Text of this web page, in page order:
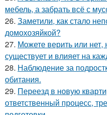
мебель, а забрать всё с
26. Заметили, как стало
домохозяйкой?
27. Можете верить или нет,
существует и влияет на
28. Наблюдение за
обитания.
29. Переезд в новую
ответственный процесс,